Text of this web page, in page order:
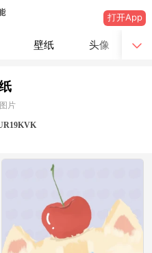
打开App
壁纸 头像
片